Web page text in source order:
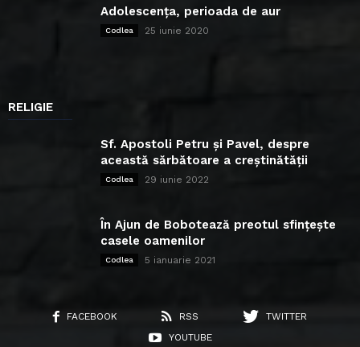
Adolescența, perioada de aur
Codlea 25 iunie 2020
RELIGIE
Sf. Apostoli Petru și Pavel, despre
această sărbătoare a creștinătății
Codlea 29 iunie 2022
În Ajun de Bobotează preotul sfințește
casele oamenilor
Codlea 5 ianuarie 2021
FACEBOOK RSS
TWITTER
YOUTUBE